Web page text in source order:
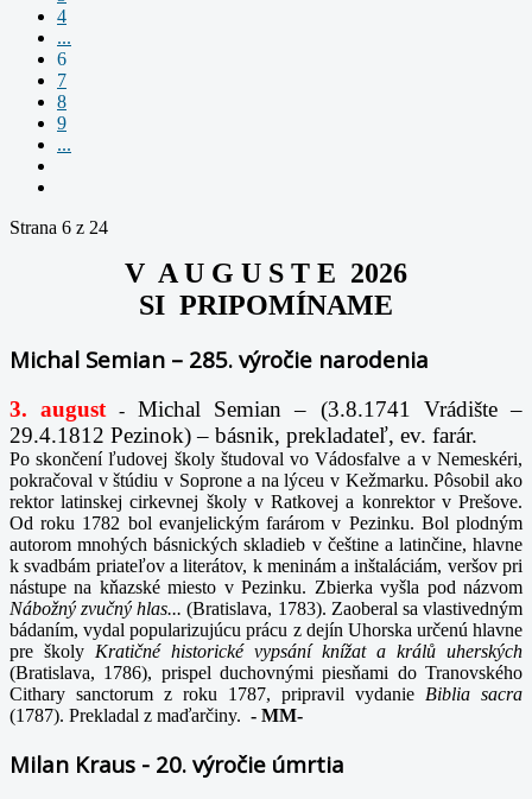
4
...
6
7
8
9
...
Strana 6 z 24
V A U G U S T E 2026
SI PRIPOMÍNAME
Michal Semian – 285. výročie narodenia
3. august -Michal Semian – (3.8.1741 Vrádište –
29.4.1812 Pezinok) – básnik, prekladateľ, ev. farár.
Po skončení ľudovej školy študoval vo Vádosfalve a v Nemeskéri,
pokračoval v štúdiu v Soprone a na lýceu v Kežmarku. Pôsobil ako
rektor latinskej cirkevnej školy v Ratkovej a konrektor v Prešove.
Od roku 1782 bol evanjelickým farárom v Pezinku. Bol plodným
autorom mnohých básnických skladieb v češtine a latinčine, hlavne
k svadbám priateľov a literátov, k meninám a inštaláciám, veršov pri
nástupe na kňazské miesto v Pezinku. Zbierka vyšla pod názvom
Nábožný zvučný hlas...(Bratislava, 1783). Zaoberal sa vlastivedným
bádaním, vydal popularizujúcu prácu z dejín Uhorska určenú hlavne
pre školy Kratičné historické vypsání knížat a králů uherských
(Bratislava, 1786), prispel duchovnými piesňami do Tranovského
Cithary sanctorum z roku 1787, pripravil vydanie Biblia sacra
(1787). Prekladal z maďarčiny. - MM-
Milan Kraus - 20. výročie úmrtia